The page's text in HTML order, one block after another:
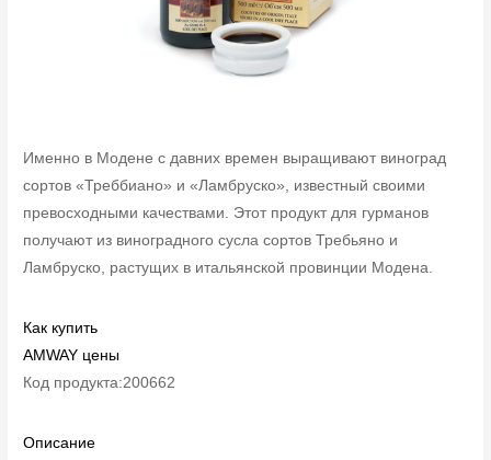
Именно в Модене с давних времен выращивают виноград
сортов «Треббиано» и «Ламбруско», известный своими
превосходными качествами. Этот продукт для гурманов
получают из виноградного сусла сортов Требьяно и
Ламбруско, растущих в итальянской провинции Модена.
Как купить
AMWAY цены
Код продукта:200662
Описание